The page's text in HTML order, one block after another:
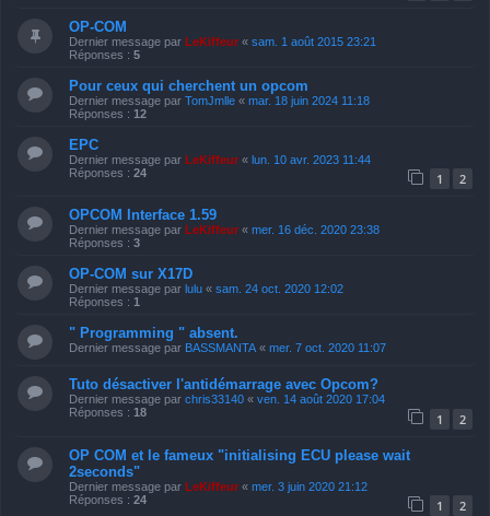
OP-COM
Dernier message par LeKiffeur « sam. 1 août 2015 23:21
Réponses : 5
Pour ceux qui cherchent un opcom
Dernier message par TomJmlle « mar. 18 juin 2024 11:18
Réponses : 12
EPC
Dernier message par LeKiffeur « lun. 10 avr. 2023 11:44
Réponses : 24 1 2
OPCOM Interface 1.59
Dernier message par LeKiffeur « mer. 16 déc. 2020 23:38
Réponses : 3
OP-COM sur X17D
Dernier message par lulu « sam. 24 oct. 2020 12:02
Réponses : 1
" Programming " absent.
Dernier message par BASSMANTA « mer. 7 oct. 2020 11:07
Tuto désactiver l'antidémarrage avec Opcom?
Dernier message par chris33140 « ven. 14 août 2020 17:04
Réponses : 18 1 2
OP COM et le fameux "initialising ECU please wait
2seconds"
Dernier message par LeKiffeur « mer. 3 juin 2020 21:12
Réponses : 24 1 2